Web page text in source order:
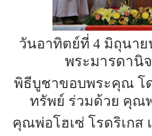
วันอาทิตย์ที่ 4 มิถุนาย
พระมารดานิ
พิธีบูชาขอบพระคุณ โ
ทรัพย์ ร่วมด้วย คุณ
คุณพ่อโฮเซ่ โรดริเก